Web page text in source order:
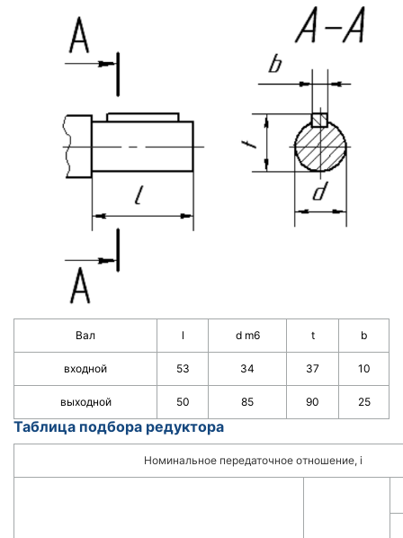
Вал l d m6 t b
входной 53 34 37 10
выходной 50 85 90 25
Таблица подбора редуктора
Номинальное передаточное отношение, i